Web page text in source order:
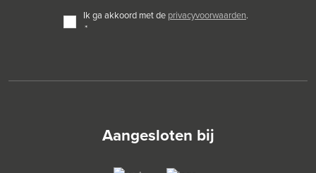
TOESTEMMING
*
ik ga akkoord met de privacyvoorwaarden.
*
Aangesloten bij